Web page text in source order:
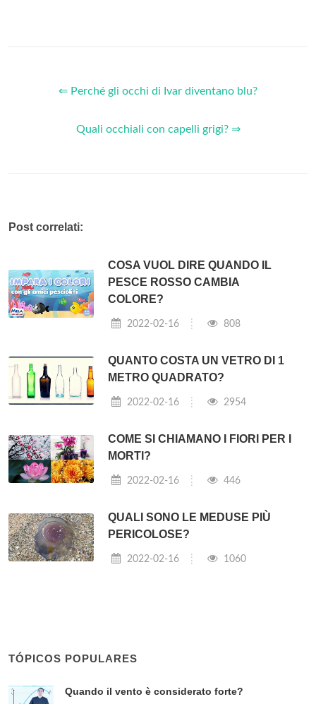
⇐ Perché gli occhi di Ivar diventano blu?
Quali occhiali con capelli grigi? ⇒
Post correlati:
COSA VUOL DIRE QUANDO IL
PESCE ROSSO CAMBIA
COLORE?
2022-02-16 808
QUANTO COSTA UN VETRO DI 1
METRO QUADRATO?
2022-02-16 2954
COME SI CHIAMANO I FIORI PER I
MORTI?
2022-02-16 446
QUALI SONO LE MEDUSE PIÙ
PERICOLOSE?
2022-02-16 1060
TÓPICOS POPULARES
Quando il vento è considerato forte?